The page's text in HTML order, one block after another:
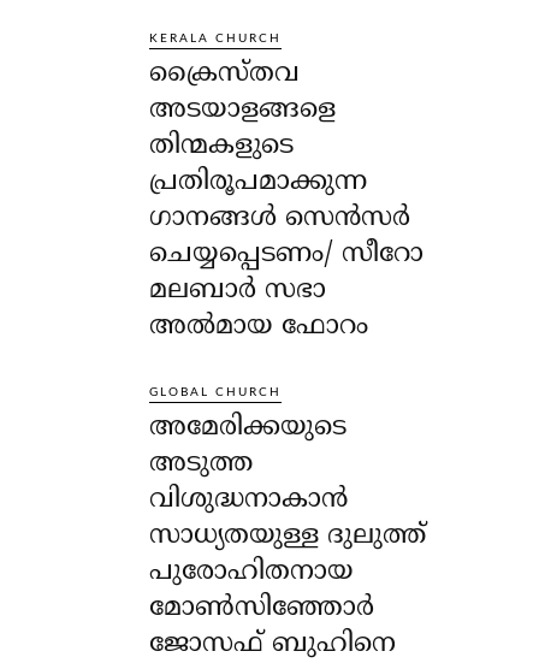
KERALA CHURCH
ക്രൈസ്തവ
അടയാളങ്ങളെ
തിന്മകളുടെ
പ്രതിരൂപമാക്കുന്ന
ഗാനങ്ങൾ സെൻസർ
ചെയ്യപ്പെടണം/ സീറോ
മലബാർ സഭാ
അൽമായ ഫോറം
GLOBAL CHURCH
അമേരിക്കയുടെ
അടുത്ത
വിശുദ്ധനാകാൻ
സാധ്യതയുള്ള ദുലുത്ത്
പുരോഹിതനായ
മോൺസിഞ്ഞോർ
ജോസഫ് ബുഹിനെ